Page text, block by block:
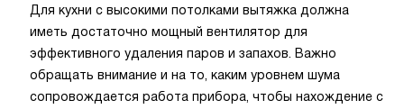
Для кухни с высокими потолками вытяжка должна
иметь достаточно мощный вентилятор для
эффективного удаления паров и запахов. Важно
обращать внимание и на то, каким уровнем шума
сопровождается работа прибора, чтобы нахождение с